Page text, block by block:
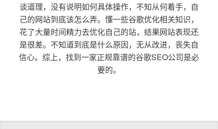
谈道理，没有说明如何具体操作，不知从何着手，自
己的网站到底该怎么弄。懂一些谷歌优化相关知识，
花了大量时间精力去优化自己的站，结果网站表现还
是很差。不知道到底是什么原因，无从改进，丧失自
信心。综上，找到一家正规靠谱的谷歌SEO公司是必
要的。